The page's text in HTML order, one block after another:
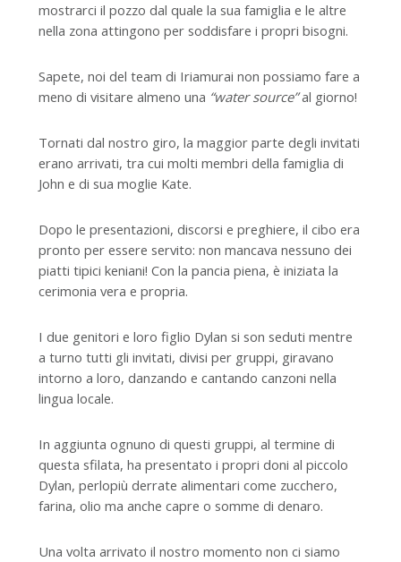
mostrarci il pozzo dal quale la sua famiglia e le altre
nella zona attingono per soddisfare i propri bisogni.
Sapete, noi del team di Iriamurai non possiamo fare a
meno di visitare almeno una “water source”al giorno!
Tornati dal nostro giro, la maggior parte degli invitati
erano arrivati, tra cui molti membri della famiglia di
John e di sua moglie Kate.
Dopo le presentazioni, discorsi e preghiere, il cibo era
pronto per essere servito: non mancava nessuno dei
piatti tipici keniani! Con la pancia piena, è iniziata la
cerimonia vera e propria.
I due genitori e loro figlio Dylan si son seduti mentre
a turno tutti gli invitati, divisi per gruppi, giravano
intorno a loro, danzando e cantando canzoni nella
lingua locale.
In aggiunta ognuno di questi gruppi, al termine di
questa sfilata, ha presentato i propri doni al piccolo
Dylan, perlopiù derrate alimentari come zucchero,
farina, olio ma anche capre o somme di denaro.
Una volta arrivato il nostro momento non ci siamo